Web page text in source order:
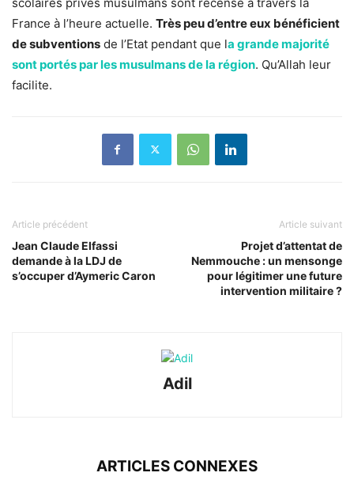
France à l’heure actuelle. Très peu d’entre eux bénéficient
de subventions de l’Etat pendant que la grande majorité
sont portés par les musulmans de la région. Qu’Allah leur
facilite.
Article précédent
Jean Claude Elfassi
demande à la LDJ de
s’occuper d’Aymeric Caron
Article suivant
Projet d’attentat de
Nemmouche : un mensonge
pour légitimer une future
intervention militaire ?
Adil
ARTICLES CONNEXES